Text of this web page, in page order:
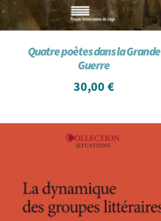
Quatre poètes dans la Grande
Guerre
30,00 €